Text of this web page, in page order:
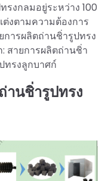
งกลมอยู่ระหว่าง 100
งตามความต้องการ
การผลิตถ่านชิ่ารูปทรง
สายการผลิตถ่านชิ่า
ทรงลูกบาศก์
านชิ่ารูปทรง